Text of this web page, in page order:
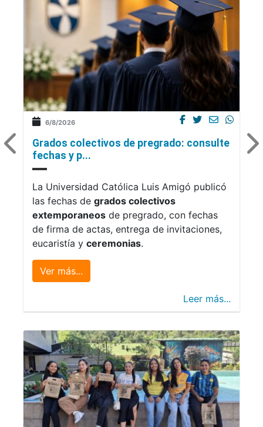
6/8/2026
Grados colectivos de pregrado: consulte
fechas y p...
La Universidad Católica Luis Amigó publicó
las fechas de grados colectivos
extemporaneos de pregrado, con fechas
de firma de actas, entrega de invitaciones,
eucaristía y ceremonias.
Ver más...
Leer más...